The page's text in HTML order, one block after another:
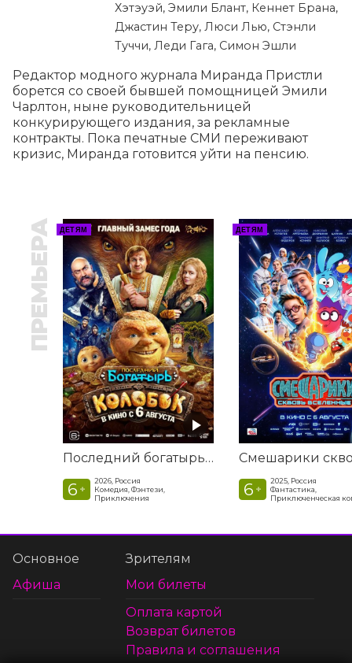
Хэтэуэй, Эмили Блант, Кеннет Брана,
Джастин Теру, Люси Лью, Стэнли
Туччи, Леди Гага, Симон Эшли
Редактор модного журнала Миранда Пристли
борется со своей бывшей помощницей Эмили
Чарлтон, ныне руководительницей
конкурирующего издания, за рекламные
контракты. Пока печатные СМИ переживают
кризис, Миранда готовится уйти на пенсию.
ПРЕМЬЕРА ДЕТЯМ
Последний богатырь. Колобок
6 +
2026, Россия
Комедия, Фэнтези,
Приключения
ДЕТЯМ
6 +
2025, Россия
Фантастика,
Приключенческая
Основное
Афиша
Зрителям
Мои билеты
Оплата картой
Возврат билетов
Правила и соглашения